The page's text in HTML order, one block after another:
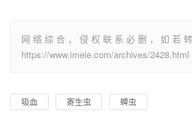
网络综合，侵权联系必删，如若
https://www.imeie.com/archives/2428.html
吸血 寄生虫 蜱虫